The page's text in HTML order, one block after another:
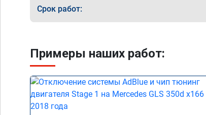
Срок работ:
Примеры наших работ: